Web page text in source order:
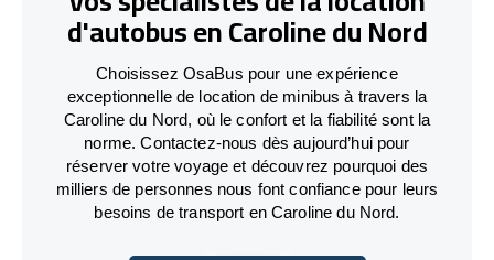
d'autobus en Caroline du Nord
Choisissez OsaBus pour une expérience
exceptionnelle de location de minibus à travers la
Caroline du Nord, où le confort et la fiabilité sont la
norme. Contactez-nous dès aujourd’hui pour
réserver votre voyage et découvrez pourquoi des
milliers de personnes nous font confiance pour leurs
besoins de transport en Caroline du Nord.